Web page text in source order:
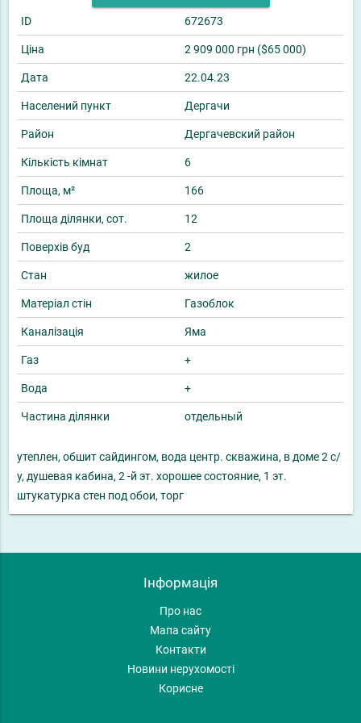
ID 672673
Ціна 2 909 000 грн ($65 000)
Дата 22.04.23
Населений пункт Дергачи
Район Дергачевский район
Кількість кімнат 6
Площа, м² 166
Площа ділянки, сот. 12
Поверхів буд 2
Стан жилое
Матеріал стін Газоблок
Каналізація Яма
Газ +
Вода +
Частина ділянки отдельный
утеплен, обшит сайдингом, вода центр. скважина, в доме 2 с/
у, душевая кабина, 2 -й эт. хорошее состояние, 1 эт.
штукатурка стен под обои, торг
Інформація
Про нас
Мапа сайту
Контакти
Новини нерухомості
Корисне